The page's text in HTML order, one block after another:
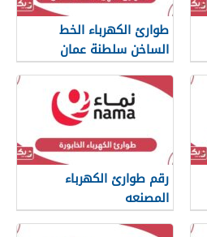
طوارئ الكهرباء الخط
الساخن سلطنة عمان
رقم طوارئ الكهرباء
المصنعه